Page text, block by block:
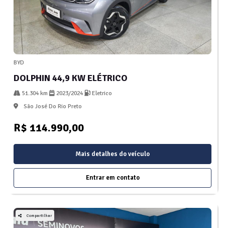
BYD
DOLPHIN 44,9 KW ELÉTRICO
51.304 km 2023/2024
Eletrico
São José Do Rio Preto
R$ 114.990,00
Mais detalhes do veículo
Entrar em contato
Compartilhar